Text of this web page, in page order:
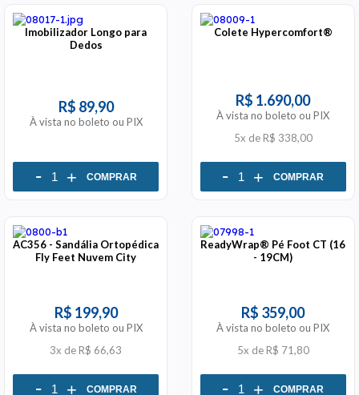
Imobilizador Longo para
Dedos
R$ 89,90
À vista no boleto ou PIX
- + COMPRAR
Colete Hypercomfort®
R$ 1.690,00
À vista no boleto ou PIX
5x de R$ 338,00
- + COMPRAR
AC356 - Sandália Ortopédica
Fly Feet Nuvem City
R$ 199,90
À vista no boleto ou PIX
3x de R$ 66,63
- + COMPRAR
ReadyWrap® Pé Foot CT (16
- 19CM)
R$ 359,00
À vista no boleto ou PIX
5x de R$ 71,80
- + COMPRAR